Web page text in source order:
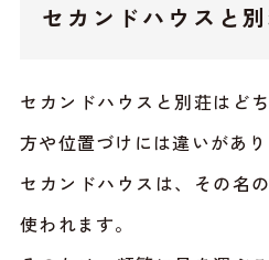
セカンドハウスと
セカンドハウスと別荘はど
方や位置づけには違いがあり
セカンドハウスは、その名
使われます。